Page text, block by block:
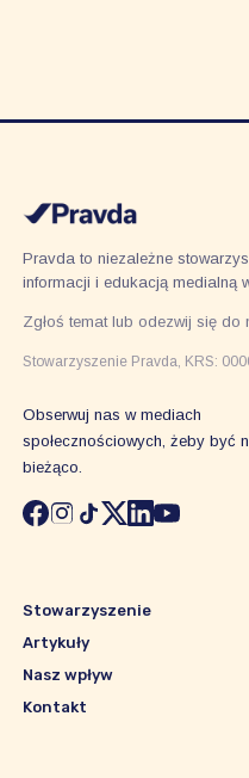
Pravda to niezależne
informacji i edukacją medialną
Zgłoś temat lub odezwij się
Stowarzyszenie Pravda, KRS:
Obserwuj nas w mediach
społecznościowych, żeby być
bieżąco.
Stowarzyszenie
Artykuły
Nasz wpływ
Kontakt